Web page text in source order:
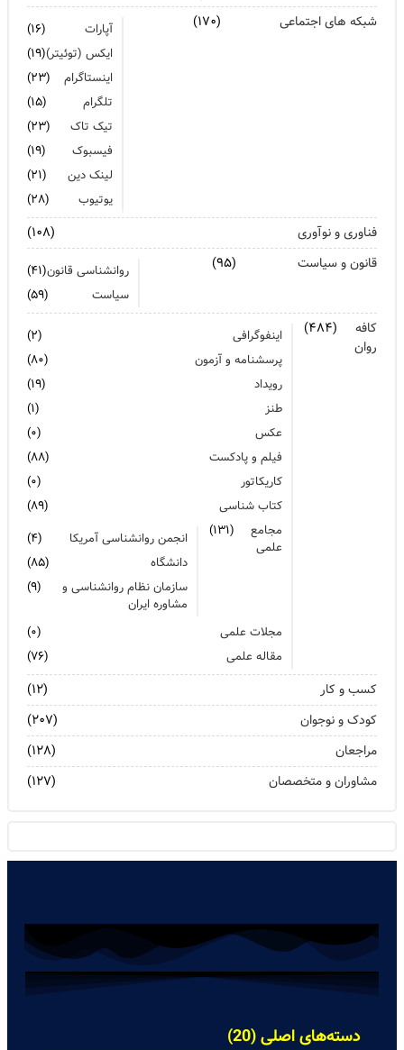
شبکه های اجتماعی (۱۷۰) آپارات
(۱۶)
ایکس (توئیتر)(۱۹)
اینستاگرام
(۲۳)
تلگرام
(۱۵)
تیک تاک
(۲۳)
فیسبوک
(۱۹)
لینک دین
(۲۱)
یوتیوب
(۲۸)
فناوری و نوآوری
(۱۰۸)
قانون و سیاست
(۹۵) روانشناسی قانون(۴۱)
سیاست
(۵۹)
کافه
روان
(۴۸۴) اینفوگرافی
(۲)
پرسشنامه و آزمون
(۸۰)
رویداد
(۱۹)
طنز
(۱)
عکس
(۰)
فیلم و پادکست
(۸۸)
کاریکاتور
(۰)
کتاب شناسی
(۸۹)
مجامع
علمی
(۱۳۱) انجمن روانشناسی آمریکا
(۴)
دانشگاه
(۸۵)
سازمان نظام روانشناسی و
مشاوره ایران
(۹)
مجلات علمی
(۰)
مقاله علمی
(۷۶)
کسب و کار
(۱۲)
کودک و نوجوان
(۲۰۷)
مراجعان
(۱۲۸)
مشاوران و متخصصان
(۱۲۷)
دسته‌های اصلی (20)